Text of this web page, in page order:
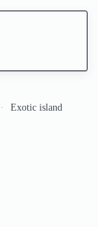
Exotic island